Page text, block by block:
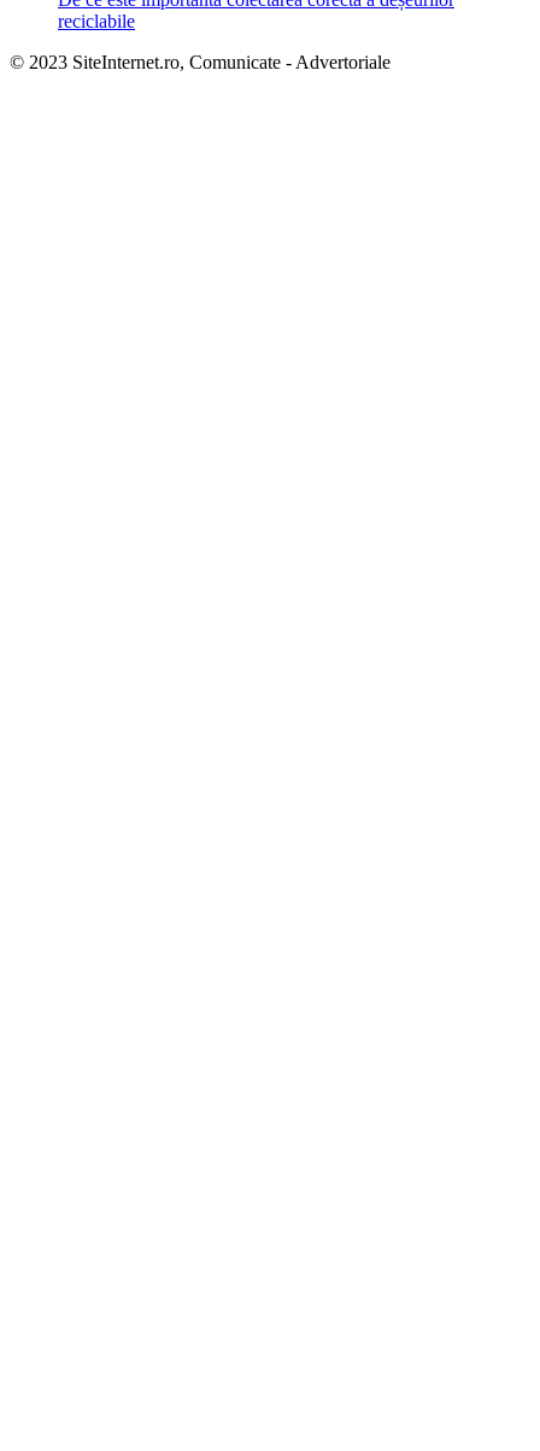
reciclabile
© 2023 SiteInternet.ro, Comunicate - Advertoriale